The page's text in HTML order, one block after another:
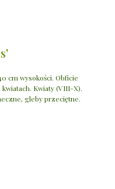
cm wysokości. Obficie
Kwiaty (VIII-X).
gleby przeciętne.